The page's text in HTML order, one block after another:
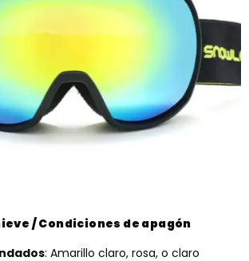
/ Condiciones de apagón
: Amarillo claro, rosa, o claro